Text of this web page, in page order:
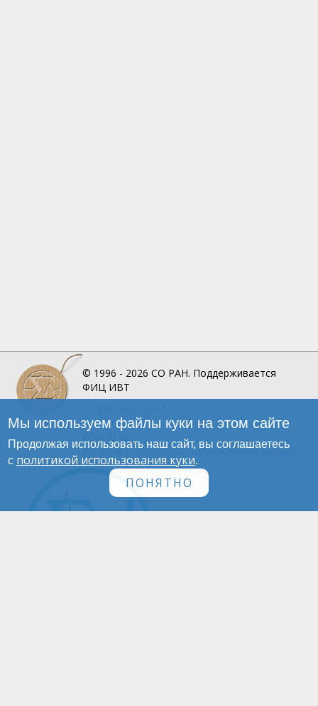
© 1996 - 2026 СО РАН. Поддерживается
ФИЦ ИВТ
Инфографика
Политика обработки персональных данных
Мы используем файлы куки на этом сайте
Продолжая использовать наш сайт, вы соглашаетесь
с политикой использования куки.
ПОНЯТНО